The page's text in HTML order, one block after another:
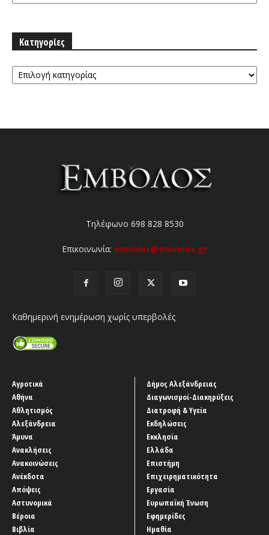
Κατηγορίες
Κατηγορίες
Τηλέφωνο 698 828 8530
Επικοινωνία: emvolos@emvolos.gr
Καθημερινή ενημέρωση χωρίς υπερβολές
Αγροτικά
Αθήνα
Αθλητισμός
Αλεξάνδρεια
Άμυνα
Ανακλήσεις
Ανακοινώσεις
Ανέκδοτα
Απόψεις
Αστυνομικά
Βέροια
Βιβλία
Δήμος Αλεξάνδρειας
Διαγωνισμοί-Διακηρύξεις
Διατροφή & Υγεία
Εκδηλώσεις
Εκκλησία
Ελλάδα
Επιστήμη
Επιχειρηματικότητα
Εργασία
Ευρωπαϊκή Ένωση
Εφημερίδες
Ημαθία